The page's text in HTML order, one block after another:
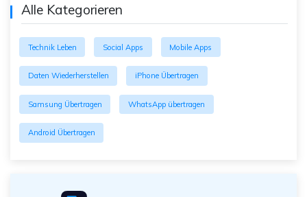
Alle Kategorieren
Technik Leben Social Apps Mobile Apps
Daten Wiederherstellen iPhone Übertragen
Samsung Übertragen WhatsApp übertragen
Android Übertragen